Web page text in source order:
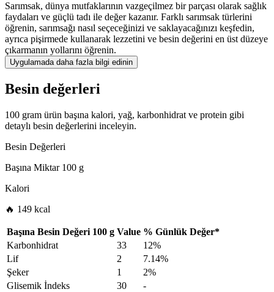
Sarımsak, dünya mutfaklarının vazgeçilmez bir parçası olarak sağlık
faydaları ve güçlü tadı ile değer kazanır. Farklı sarımsak türlerini
öğrenin, sarımsağı nasıl seçeceğinizi ve saklayacağınızı keşfedin,
ayrıca pişirmede kullanarak lezzetini ve besin değerini en üst düzeye
çıkarmanın yollarını öğrenin.
Uygulamada daha fazla bilgi edinin
Besin değerleri
100 gram ürün başına kalori, yağ, karbonhidrat ve protein gibi
detaylı besin değerlerini inceleyin.
Besin Değerleri
Başına Miktar100 g
Kalori
🔥 149 kcal
Başına Besin Değeri 100 g Value % Günlük Değer*
Karbonhidrat
33
12%
Lif
2
7.14%
Şeker
1
2%
Glisemik İndeks
30
-